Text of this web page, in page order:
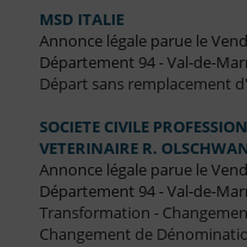
MSD ITALIE
Annonce légale parue le
Département 94 - Val-de-
Départ sans remplacement
SOCIETE CIVILE
VETERINAIRE R.
Annonce légale parue le
Département 94 - Val-de-
Transformation -
Changement de